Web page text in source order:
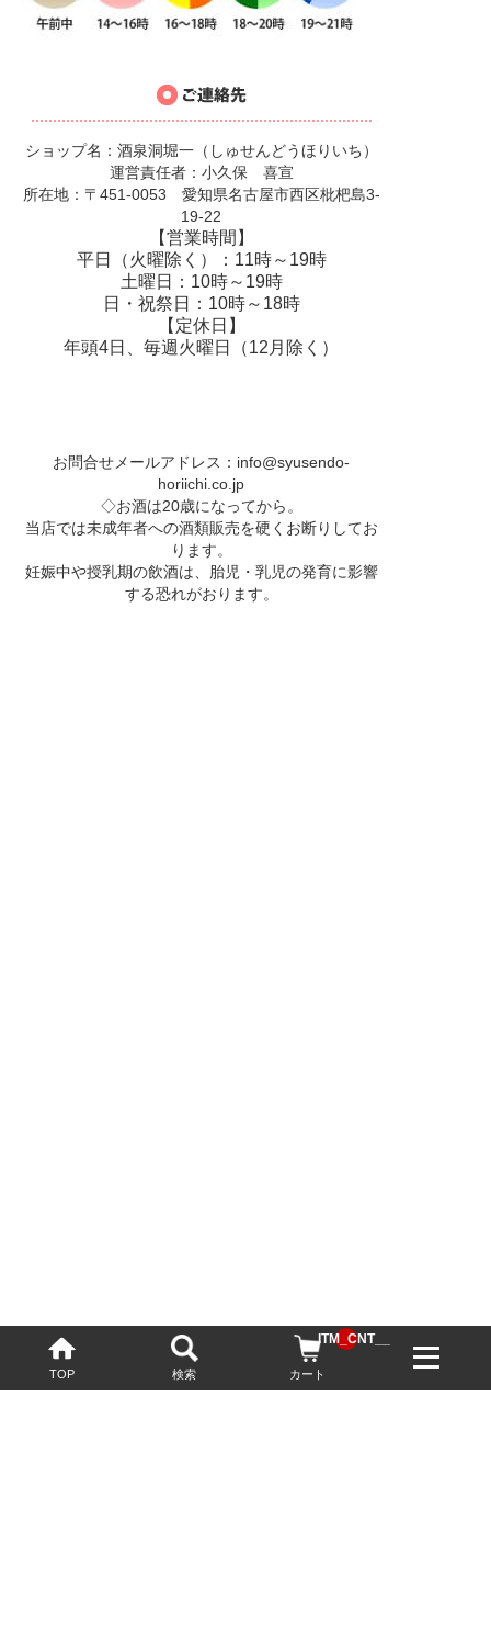
TOP 検索 カート
__ITM_CNT__
ショップ名：酒泉洞堀一（しゅせんどうほりいち）
運営責任者：小久保 喜宣
所在地：〒451-0053 愛知県名古屋市西区枇杷島3-
19-22
【営業時間】
平日（火曜除く）：11時～19時
土曜日：10時～19時
日・祝祭日：10時～18時
【定休日】
年頭4日、毎週火曜日（12月除く）
お問合せメールアドレス： info@syusendo-
horiichi.co.jp
◇お酒は20歳になってから。
当店では未成年者への酒類販売を硬くお断りしてお
ります。
妊娠中や授乳期の飲酒は、胎児・乳児の発育に影響
する恐れがおります。